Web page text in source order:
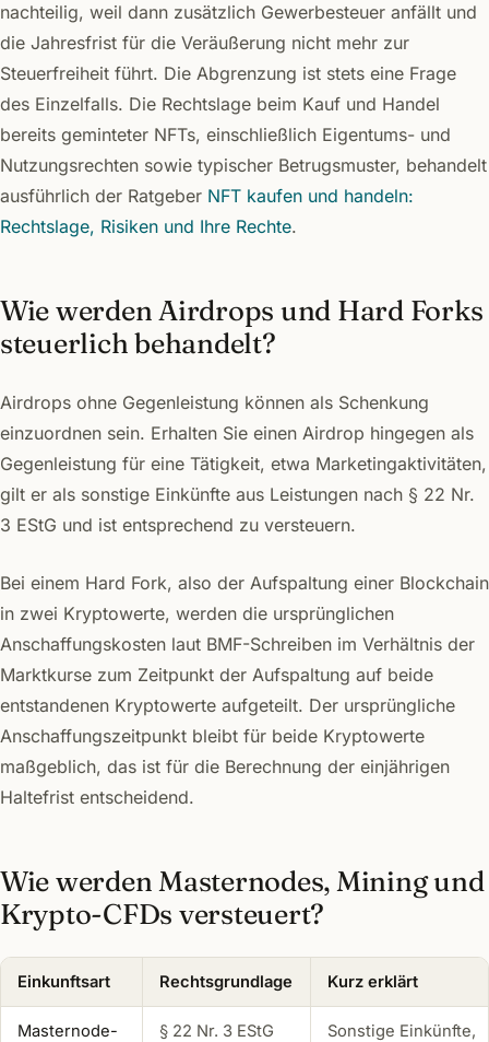
nachteilig, weil dann zusätzlich Gewerbesteuer anfällt und
die Jahresfrist für die Veräußerung nicht mehr zur
Steuerfreiheit führt. Die Abgrenzung ist stets eine Frage
des Einzelfalls. Die Rechtslage beim Kauf und Handel
bereits geminteter NFTs, einschließlich Eigentums- und
Nutzungsrechten sowie typischer Betrugsmuster, behandelt
ausführlich der Ratgeber NFT kaufen und handeln:
Rechtslage, Risiken und Ihre Rechte.
Wie werden Airdrops und Hard Forks
steuerlich behandelt?
Airdrops ohne Gegenleistung können als Schenkung
einzuordnen sein. Erhalten Sie einen Airdrop hingegen als
Gegenleistung für eine Tätigkeit, etwa Marketingaktivitäten,
gilt er als sonstige Einkünfte aus Leistungen nach § 22 Nr.
3 EStG und ist entsprechend zu versteuern.
Bei einem Hard Fork, also der Aufspaltung einer Blockchain
in zwei Kryptowerte, werden die ursprünglichen
Anschaffungskosten laut BMF-Schreiben im Verhältnis der
Marktkurse zum Zeitpunkt der Aufspaltung auf beide
entstandenen Kryptowerte aufgeteilt. Der ursprüngliche
Anschaffungszeitpunkt bleibt für beide Kryptowerte
maßgeblich, das ist für die Berechnung der einjährigen
Haltefrist entscheidend.
Wie werden Masternodes, Mining und
Krypto-CFDs versteuert?
Einkunftsart Rechtsgrundlage Kurz erklärt
Masternode-
§ 22 Nr. 3 EStG
Sonstige Einkünfte,